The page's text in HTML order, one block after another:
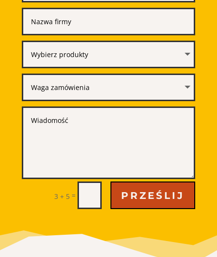
3 + 5 = PRZEŚLIJ